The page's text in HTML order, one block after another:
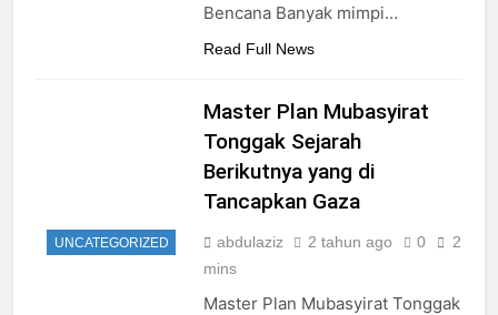
Bencana Banyak mimpi…
Read Full News
UNCATEGORIZED
Master Plan Mubasyirat
Tonggak Sejarah
Berikutnya yang di
Tancapkan Gaza
abdulaziz 2 tahun ago 0
2
mins
Master Plan Mubasyirat Tonggak